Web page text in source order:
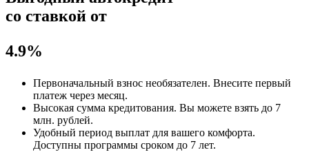
со ставкой от
4.9%
Первоначальный взнос необязателен. Внесите первый
платеж через месяц.
Высокая сумма кредитования. Вы можете взять до 7
млн. рублей.
Удобный период выплат для вашего комфорта.
Доступны программы сроком до 7 лет.